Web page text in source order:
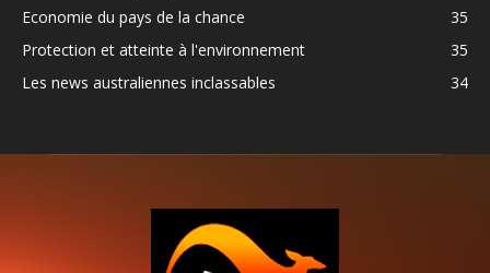
Economie du pays de la chance
35
Protection et atteinte à l'environnement
35
Les news australiennes inclassables
34